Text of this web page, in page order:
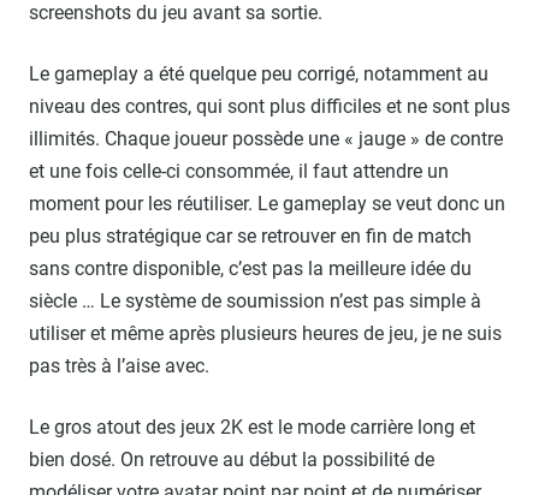
screenshots du jeu avant sa sortie.
Le gameplay a été quelque peu corrigé, notamment au
niveau des contres, qui sont plus difficiles et ne sont plus
illimités. Chaque joueur possède une « jauge » de contre
et une fois celle-ci consommée, il faut attendre un
moment pour les réutiliser. Le gameplay se veut donc un
peu plus stratégique car se retrouver en fin de match
sans contre disponible, c’est pas la meilleure idée du
siècle … Le système de soumission n’est pas simple à
utiliser et même après plusieurs heures de jeu, je ne suis
pas très à l’aise avec.
Le gros atout des jeux 2K est le mode carrière long et
bien dosé. On retrouve au début la possibilité de